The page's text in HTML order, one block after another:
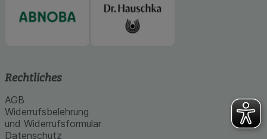
Rechtliches
AGB
Widerrufsbelehrung
und Widerrufsformular
Datenschutz